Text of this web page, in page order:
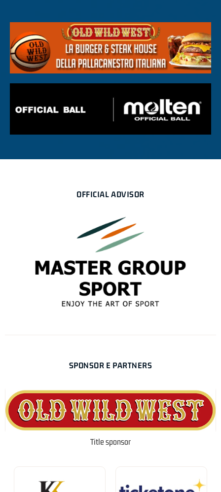
OFFICIAL ADVISOR
SPONSOR E PARTNERS
Title sponsor